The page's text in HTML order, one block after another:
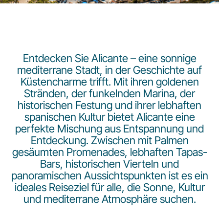
LuxairGroup
Entdecken Sie Alicante – eine sonnige
mediterrane Stadt, in der Geschichte auf
Küstencharme trifft. Mit ihren goldenen
Stränden, der funkelnden Marina, der
historischen Festung und ihrer lebhaften
spanischen Kultur bietet Alicante eine
perfekte Mischung aus Entspannung und
Entdeckung. Zwischen mit Palmen
gesäumten Promenades, lebhaften Tapas-
Bars, historischen Vierteln und
panoramischen Aussichtspunkten ist es ein
ideales Reiseziel für alle, die Sonne, Kultur
und mediterrane Atmosphäre suchen.